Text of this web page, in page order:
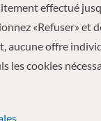
12 nuitsScenic
Départ
04.04.2027
effectué
«Refuser» et
aucune offre
les cookies